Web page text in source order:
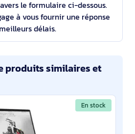
le formulaire ci-dessous.
à vous fournir une réponse
délais.
produits similaires et
En stock